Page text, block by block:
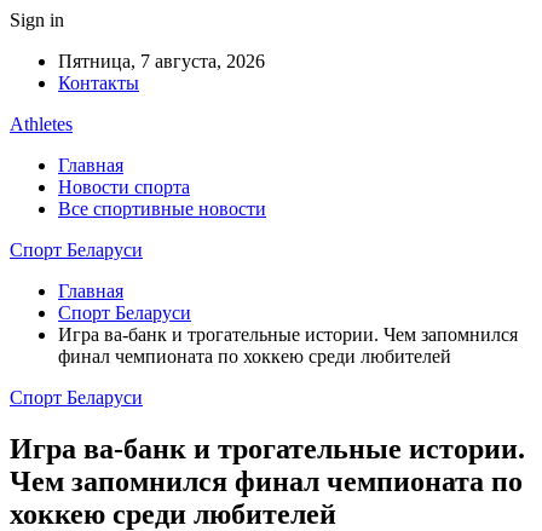
Sign in
Пятница, 7 августа, 2026
Контакты
Athletes
Главная
Новости спорта
Все спортивные новости
Спорт Беларуси
Главная
Спорт Беларуси
Игра ва-банк и трогательные истории. Чем запомнился
финал чемпионата по хоккею среди любителей
Спорт Беларуси
Игра ва-банк и трогательные истории.
Чем запомнился финал чемпионата по
хоккею среди любителей